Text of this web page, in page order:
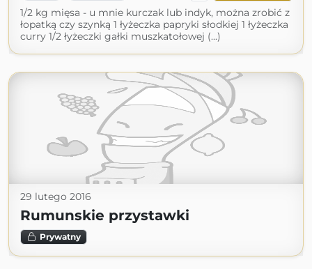
1/2 kg mięsa - u mnie kurczak lub indyk, można zrobić z
łopatką czy szynką 1 łyżeczka papryki słodkiej 1 łyżeczka
curry 1/2 łyżeczki gałki muszkatołowej (...)
29 lutego 2016
Rumunskie przystawki
Prywatny